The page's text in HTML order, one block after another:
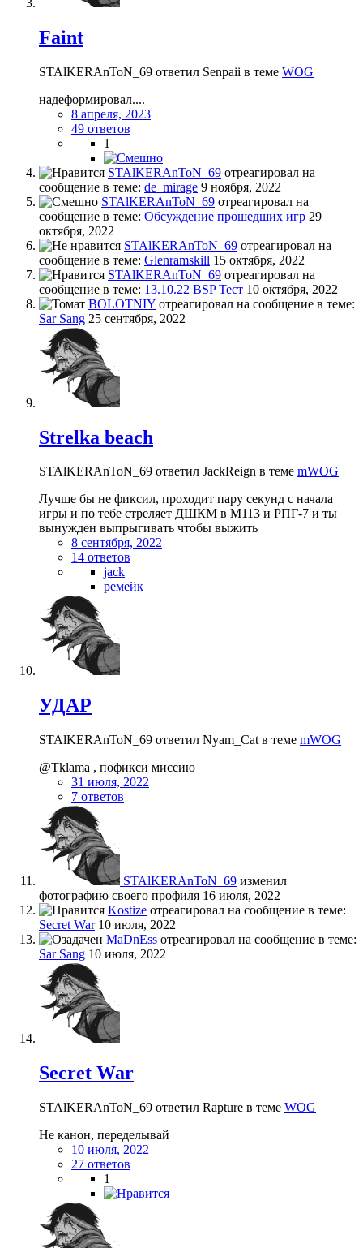
Faint
STAlKERAnToN_69 ответил Senpaii в теме WOG
надеформировал....
8 апреля, 2023
49 ответов
1
STAlKERAnToN_69 отреагировал на
сообщение в теме: de_mirage 9 ноября, 2022
STAlKERAnToN_69 отреагировал на
сообщение в теме: Обсуждение прошедших игр 29
октября, 2022
STAlKERAnToN_69 отреагировал на
сообщение в теме: Glenramskill 15 октября, 2022
STAlKERAnToN_69 отреагировал на
сообщение в теме: 13.10.22 BSP Тест 10 октября, 2022
BOLOTNIY отреагировал на сообщение в теме:
Sar Sang 25 сентября, 2022
Strelka beach
STAlKERAnToN_69 ответил JackReign в теме mWOG
Лучше бы не фиксил, проходит пару секунд с начала
игры и по тебе стреляет ДШКМ в М113 и РПГ-7 и ты
вынужден выпрыгивать чтобы выжить
8 сентября, 2022
14 ответов
jack
ремейк
УДАР
STAlKERAnToN_69 ответил Nyam_Cat в теме mWOG
@Tklama , пофикси миссию
31 июля, 2022
7 ответов
STAlKERAnToN_69 изменил
фотографию своего профиля 16 июля, 2022
Kostize отреагировал на сообщение в теме:
Secret War 10 июля, 2022
MaDnEss отреагировал на сообщение в теме:
Sar Sang 10 июля, 2022
Secret War
STAlKERAnToN_69 ответил Rapture в теме WOG
Не канон, переделывай
10 июля, 2022
27 ответов
1